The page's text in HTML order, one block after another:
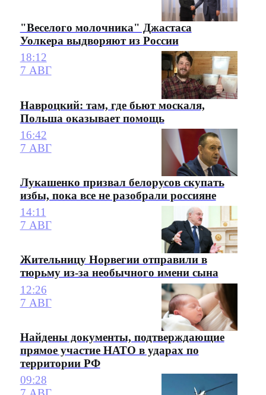
"Веселого молочника" Джастаса
Уолкера выдворяют из России
18:12
7 АВГ
Навроцкий: там, где бьют москаля,
Польша оказывает помощь
16:42
7 АВГ
Лукашенко призвал белорусов скупать
избы, пока все не разобрали россияне
14:11
7 АВГ
Жительницу Норвегии отправили в
тюрьму из-за необычного имени сына
12:26
7 АВГ
Найдены документы, подтверждающие
прямое участие НАТО в ударах по
территории РФ
09:28